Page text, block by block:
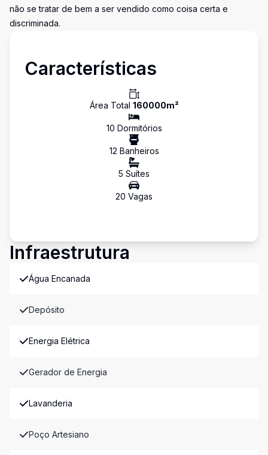
não se tratar de bem a ser vendido como coisa certa e
discriminada.
Características
Área Total 160000m²
10 Dormitórios
12 Banheiros
5 Suítes
20 Vagas
Infraestrutura
Água Encanada
Depósito
Energia Elétrica
Gerador de Energia
Lavanderia
Poço Artesiano